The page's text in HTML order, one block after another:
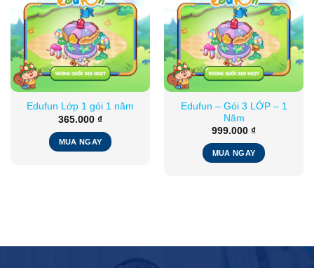
Edufun Lớp 1 gói 1 năm
365.000 ₫
MUA NGAY
Edufun – Gói 3 LỚP – 1
Năm
999.000 ₫
MUA NGAY